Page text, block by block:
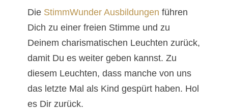
Die StimmWunder Ausbildungen führen
Dich zu einer freien Stimme und zu
Deinem charismatischen Leuchten zurück,
damit Du es weiter geben kannst. Zu
diesem Leuchten, dass manche von uns
das letzte Mal als Kind gespürt haben. Hol
es Dir zurück.